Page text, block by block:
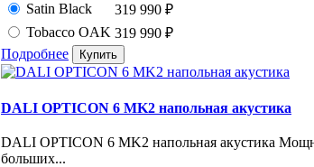
Satin Black
319 990 ₽
Tobacco OAK 319 990 ₽
Подробнее
DALI OPTICON 6 MK2 напольная акустика
DALI OPTICON 6 MK2 напольная акустика
больших...